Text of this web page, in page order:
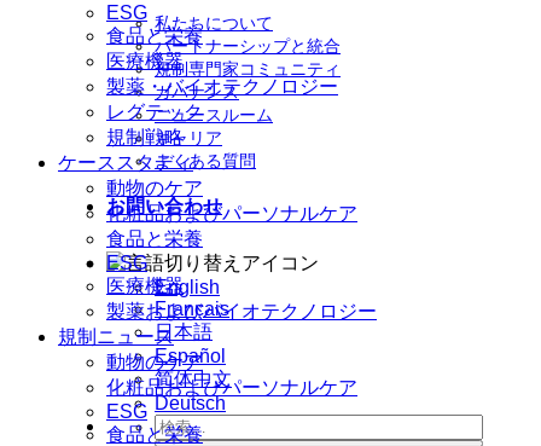
私たちについて
パートナーシップと統合
規制専門家コミュニティ
ガバナンス
ニュースルーム
キャリア
よくある質問
お問い合わせ
English
Français
日本語
Español
简体中文
Deutsch
ESG
食品と栄養
医療機器
製薬・バイオテクノロジー
レグテック
規制戦略
ケーススタディ
動物のケア
化粧品およびパーソナルケア
食品と栄養
ESG
医療機器
製薬およびバイオテクノロジー
規制ニュース
動物のケア
化粧品およびパーソナルケア
ESG
食品と栄養